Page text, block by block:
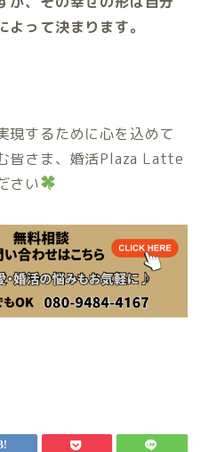
って決まります。
現するために心を込めて
皆さま、婚活Plaza Latte
さい